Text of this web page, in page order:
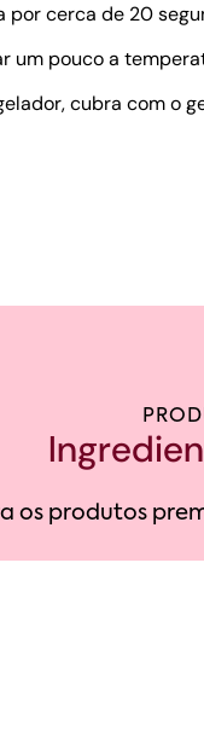
cerca de 20
um pouco a
cubra com o
os produtos